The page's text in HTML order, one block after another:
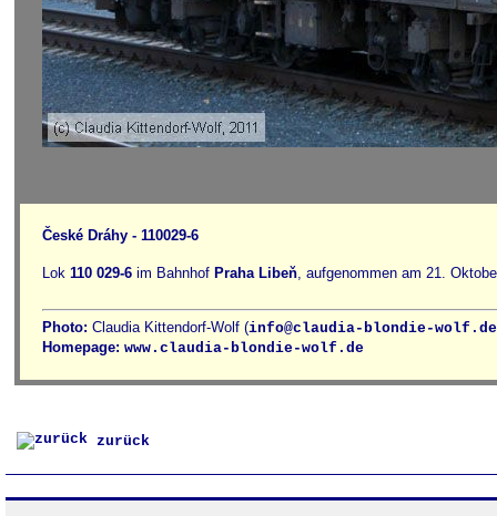
České Dráhy - 110029-6
Lok 110 029-6 im Bahnhof Praha Libeň, aufgenommen am 21.
Photo: Claudia Kittendorf-Wolf (info@claudia-blondie-wolf.de
Homepage: www.claudia-blondie-wolf.de
zurück